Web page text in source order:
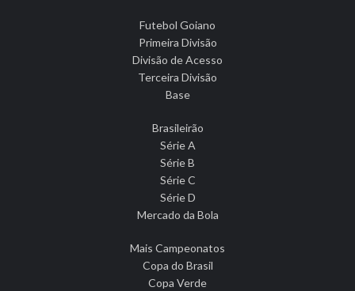
Futebol Goiano
Primeira Divisão
Divisão de Acesso
Terceira Divisão
Base
Brasileirão
Série A
Série B
Série C
Série D
Mercado da Bola
Mais Campeonatos
Copa do Brasil
Copa Verde